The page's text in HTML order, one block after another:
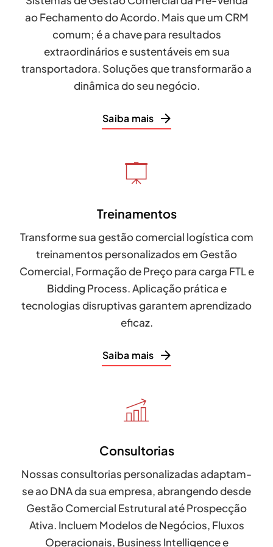
ao Fechamento do Acordo. Mais que um CRM
comum; é a chave para resultados
extraordinários e sustentáveis em sua
transportadora. Soluções que transformarão a
dinâmica do seu negócio.
Saiba mais
Treinamentos
Transforme sua gestão comercial logística com
treinamentos personalizados em Gestão
Comercial, Formação de Preço para carga FTL e
Bidding Process. Aplicação prática e
tecnologias disruptivas garantem aprendizado
eficaz.
Saiba mais
Consultorias
Nossas consultorias personalizadas adaptam-
se ao DNA da sua empresa, abrangendo desde
Gestão Comercial Estrutural até Prospecção
Ativa. Incluem Modelos de Negócios, Fluxos
Operacionais, Business Intelligence e